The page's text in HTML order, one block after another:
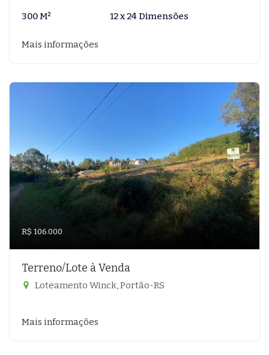
300 M² 12 x 24 Dimensões
Mais informações
R$ 106.000
Terreno/Lote à Venda
Loteamento Winck, Portão-RS
Mais informações